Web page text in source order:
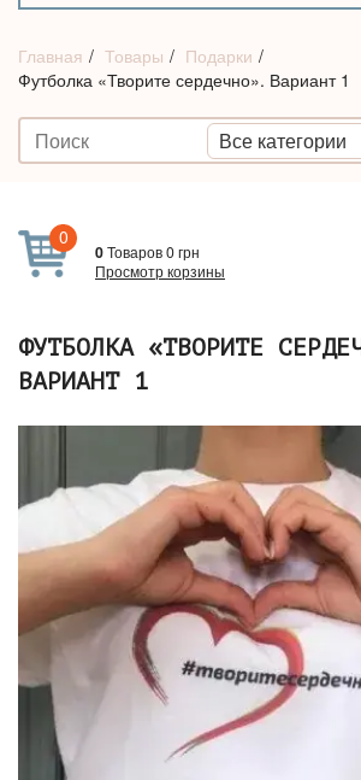
Главная Товары
Подарки
Футболка «Творите сердечно». Вариант 1
0
0Товаров0грн
Просмотр корзины
ФУТБОЛКА «ТВОРИТЕ
ВАРИАНТ 1